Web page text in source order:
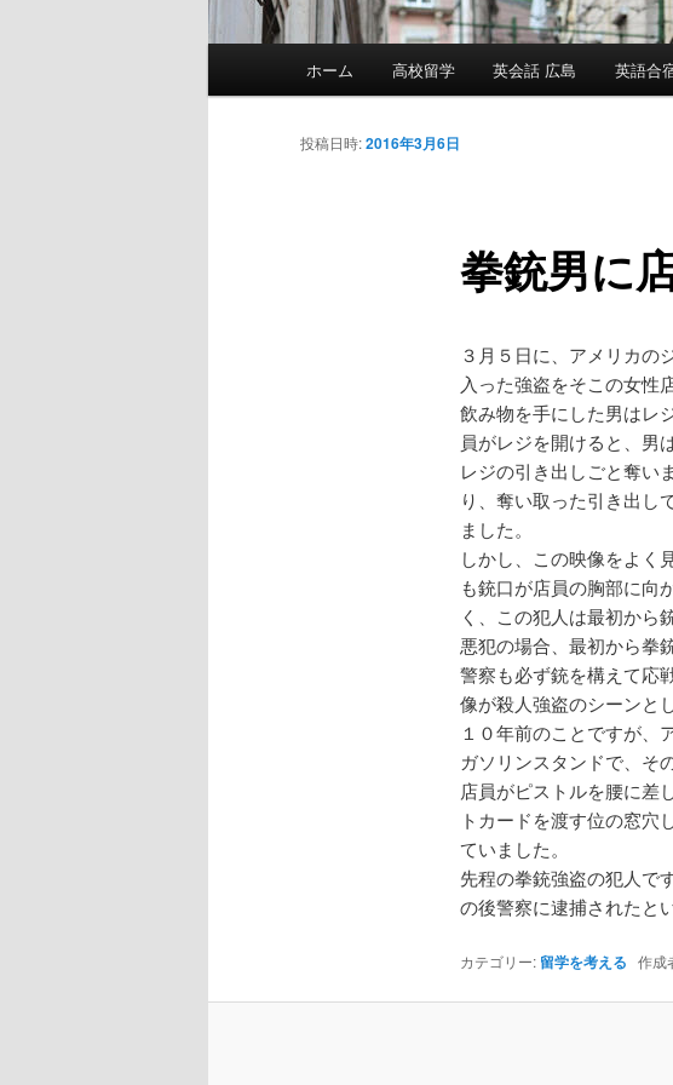
ホーム 高校留学 英会話 広島 英語合
拳銃男に
投稿日時:2016年3月6日
３月５日に、アメリカの
入った強盗をそこの女性
飲み物を手にした男はレ
員がレジを開けると、男
レジの引き出しごと奪い
り、奪い取った引き出し
ました。
しかし、この映像をよく
も銃口が店員の胸部に向
く、この犯人は最初から
悪犯の場合、最初から拳
警察も必ず銃を構えて応
像が殺人強盗のシーンと
１０年前のことですが、
ガソリンスタンドで、そ
店員がピストルを腰に差
トカードを渡す位の窓穴
ていました。
先程の拳銃強盗の犯人で
の後警察に逮捕されたと
カテゴリー: 留学を考える 作成